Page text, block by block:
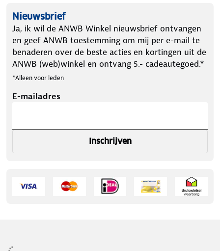
Nieuwsbrief
Ja, ik wil de ANWB Winkel nieuwsbrief ontvangen
en geef ANWB toestemming om mij per e-mail te
benaderen over de beste acties en kortingen uit de
ANWB (web)winkel en ontvang 5.- cadeautegoed.*
*Alleen voor leden
E-mailadres
Inschrijven